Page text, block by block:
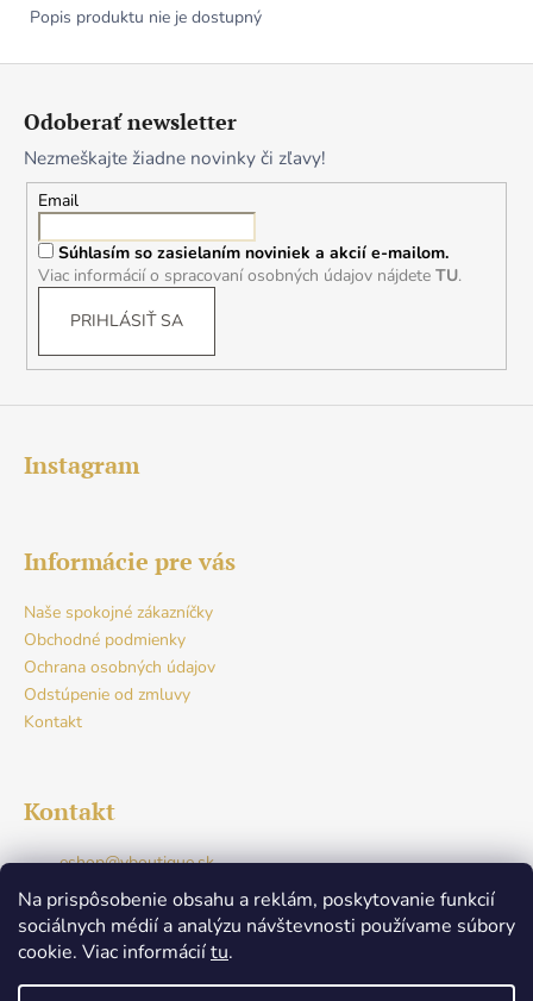
Na prispôsobenie obsahu a reklám, poskytovanie funkcií
sociálnych médií a analýzu návštevnosti používame súbory
cookie. Viac informáciítu.
Popis produktu nie je dostupný
Odoberať newsletter
Nezmeškajte žiadne novinky či zľavy!
Email
Súhlasím so zasielaním noviniek a akcií e-mailom.
Viac informácií o spracovaní osobných údajov nájdete TU.
PRIHLÁSIŤ SA
Instagram
Informácie pre vás
Naše spokojné zákazníčky
Obchodné podmienky
Ochrana osobných údajov
Odstúpenie od zmluvy
Kontakt
Kontakt
eshop@vboutique.sk
+421917765941
Facebook
v.boutique.dunajskastreda